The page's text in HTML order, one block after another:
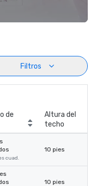
Filtros
de
Altura del
techo
cuad.
10 pies
10 pies